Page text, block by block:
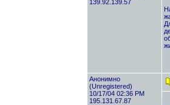
139.92.139.57
Анонимно
(Unregistered)
10/17/04 02:36 PM
195.131.67.87